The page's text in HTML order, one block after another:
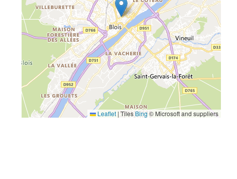
Leaflet |TilesBing© Microsoft and suppliers